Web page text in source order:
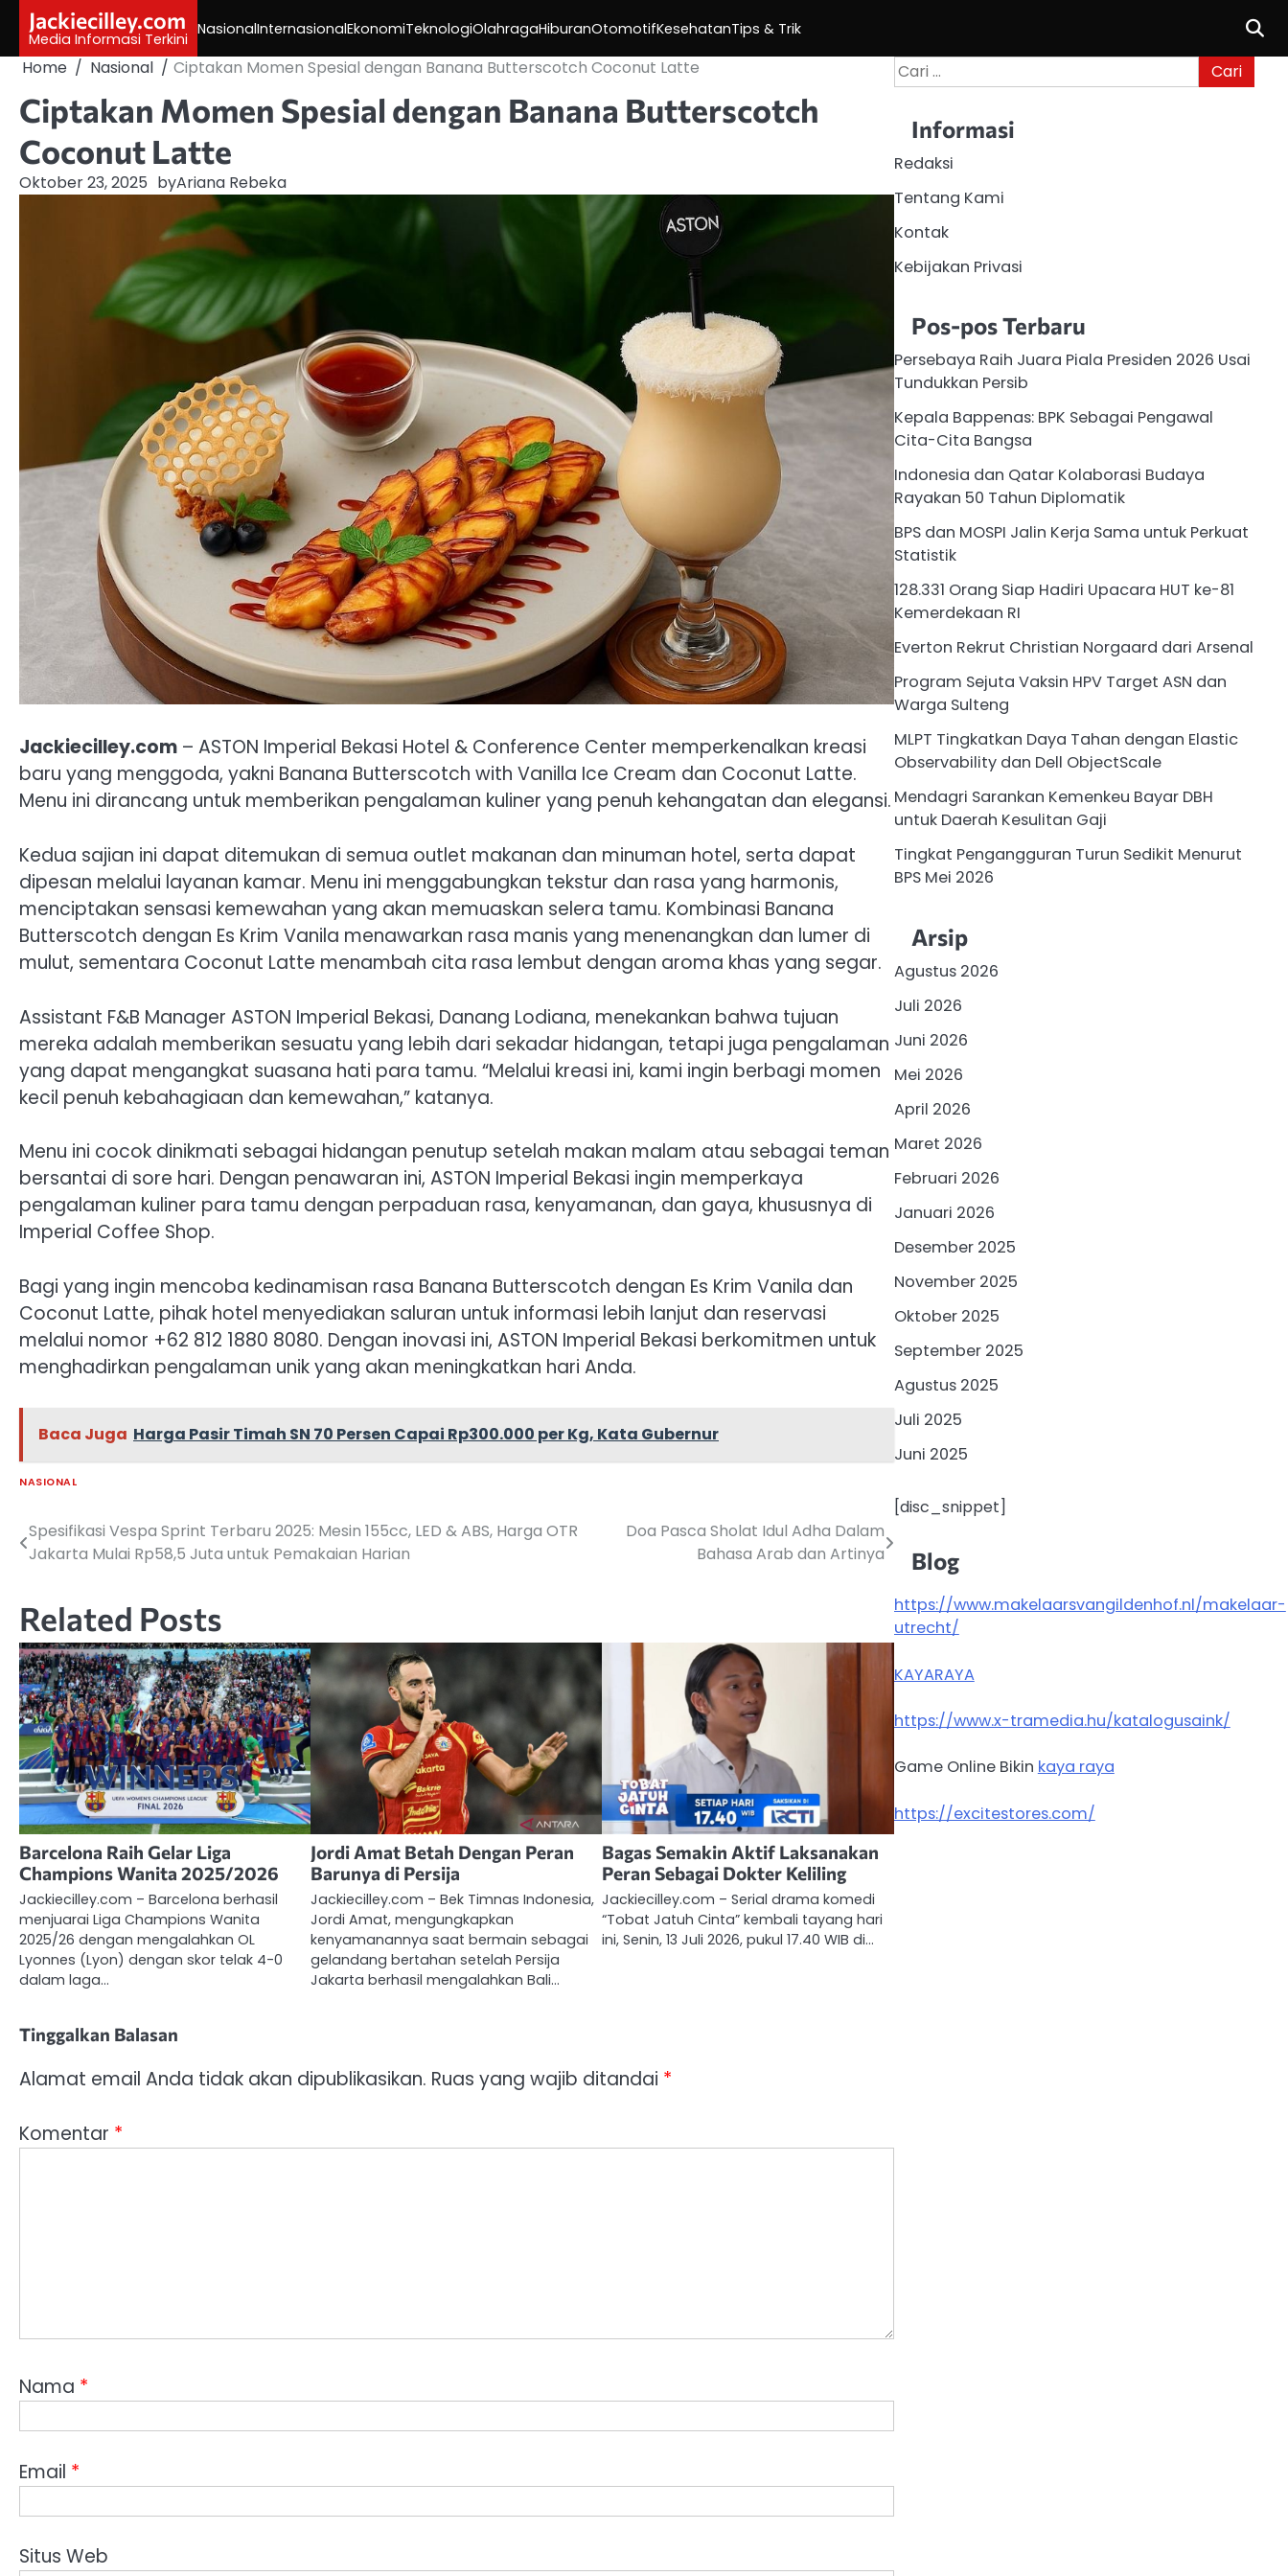
content
Jackiecilley.com
Media Informasi Terkini
NasionalInternasionalEkonomiTeknologiOlahragaHiburanOtomotifKesehatanTips & Trik
Home Nasional Ciptakan Momen Spesial dengan Banana Butterscotch Coconut Latte
Ciptakan Momen Spesial dengan Banana Butterscotch
Coconut Latte
Oktober 23, 2025 byAriana Rebeka
Jackiecilley.com – ASTON Imperial Bekasi Hotel & Conference Center memperkenalkan kreasi
baru yang menggoda, yakni Banana Butterscotch with Vanilla Ice Cream dan Coconut Latte.
Menu ini dirancang untuk memberikan pengalaman kuliner yang penuh kehangatan dan elegansi.
Kedua sajian ini dapat ditemukan di semua outlet makanan dan minuman hotel, serta dapat
dipesan melalui layanan kamar. Menu ini menggabungkan tekstur dan rasa yang harmonis,
menciptakan sensasi kemewahan yang akan memuaskan selera tamu. Kombinasi Banana
Butterscotch dengan Es Krim Vanila menawarkan rasa manis yang menenangkan dan lumer di
mulut, sementara Coconut Latte menambah cita rasa lembut dengan aroma khas yang segar.
Assistant F&B Manager ASTON Imperial Bekasi, Danang Lodiana, menekankan bahwa tujuan
mereka adalah memberikan sesuatu yang lebih dari sekadar hidangan, tetapi juga pengalaman
yang dapat mengangkat suasana hati para tamu. “Melalui kreasi ini, kami ingin berbagi momen
kecil penuh kebahagiaan dan kemewahan,” katanya.
Menu ini cocok dinikmati sebagai hidangan penutup setelah makan malam atau sebagai teman
bersantai di sore hari. Dengan penawaran ini, ASTON Imperial Bekasi ingin memperkaya
pengalaman kuliner para tamu dengan perpaduan rasa, kenyamanan, dan gaya, khususnya di
Imperial Coffee Shop.
Bagi yang ingin mencoba kedinamisan rasa Banana Butterscotch dengan Es Krim Vanila dan
Coconut Latte, pihak hotel menyediakan saluran untuk informasi lebih lanjut dan reservasi
melalui nomor +62 812 1880 8080. Dengan inovasi ini, ASTON Imperial Bekasi berkomitmen untuk
menghadirkan pengalaman unik yang akan meningkatkan hari Anda.
Baca Juga Harga Pasir Timah SN 70 Persen Capai Rp300.000 per Kg, Kata Gubernur
NASIONAL
Navigasi
Spesifikasi Vespa Sprint Terbaru 2025: Mesin 155cc, LED & ABS, Harga OTR
Jakarta Mulai Rp58,5 Juta untuk Pemakaian Harian
Doa Pasca Sholat Idul Adha Dalam
Bahasa Arab dan Artinya
Related Posts
Barcelona Raih Gelar Liga
Champions Wanita 2025/2026
Jackiecilley.com – Barcelona berhasil
menjuarai Liga Champions Wanita
2025/26 dengan mengalahkan OL
Lyonnes (Lyon) dengan skor telak 4-0
dalam laga…
Jordi Amat Betah Dengan Peran
Barunya di Persija
Jackiecilley.com – Bek Timnas Indonesia,
Jordi Amat, mengungkapkan
kenyamanannya saat bermain sebagai
gelandang bertahan setelah Persija
Jakarta berhasil mengalahkan Bali…
Bagas Semakin Aktif Laksanakan
Peran Sebagai Dokter Keliling
Jackiecilley.com – Serial drama komedi
“Tobat Jatuh Cinta” kembali tayang hari
ini, Senin, 13 Juli 2026, pukul 17.40 WIB di…
Tinggalkan Balasan
Alamat email Anda tidak akan dipublikasikan. Ruas yang wajib ditandai *
Komentar *
Nama *
Email *
Situs Web
Cari
untuk:
Informasi
Redaksi
Tentang Kami
Kontak
Kebijakan Privasi
Pos-pos Terbaru
Persebaya Raih Juara Piala Presiden 2026 Usai
Tundukkan Persib
Kepala Bappenas: BPK Sebagai Pengawal
Cita-Cita Bangsa
Indonesia dan Qatar Kolaborasi Budaya
Rayakan 50 Tahun Diplomatik
BPS dan MOSPI Jalin Kerja Sama untuk Perkuat
Statistik
128.331 Orang Siap Hadiri Upacara HUT ke-81
Kemerdekaan RI
Everton Rekrut Christian Norgaard dari Arsenal
Program Sejuta Vaksin HPV Target ASN dan
Warga Sulteng
MLPT Tingkatkan Daya Tahan dengan Elastic
Observability dan Dell ObjectScale
Mendagri Sarankan Kemenkeu Bayar DBH
untuk Daerah Kesulitan Gaji
Tingkat Pengangguran Turun Sedikit Menurut
BPS Mei 2026
Arsip
Agustus 2026
Juli 2026
Juni 2026
Mei 2026
April 2026
Maret 2026
Februari 2026
Januari 2026
Desember 2025
November 2025
Oktober 2025
September 2025
Agustus 2025
Juli 2025
Juni 2025
[disc_snippet]
Blog
https://www.makelaarsvangildenhof.nl/makelaar-
utrecht/
KAYARAYA
https://www.x-tramedia.hu/katalogusaink/
Game Online Bikin kaya raya
https://excitestores.com/